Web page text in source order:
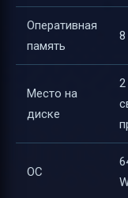
Оперативная
память
Место на
диске
ОС